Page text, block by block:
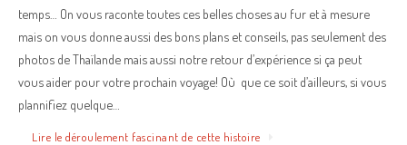
temps… On vous raconte toutes ces belles choses au fur et à mesure
mais on vous donne aussi des bons plans et conseils, pas seulement des
photos de Thaïlande mais aussi notre retour d’expérience si ça peut
vous aider pour votre prochain voyage! Où que ce soit d’ailleurs, si vous
plannifiez quelque…
Lire le déroulement fascinant de cette histoire